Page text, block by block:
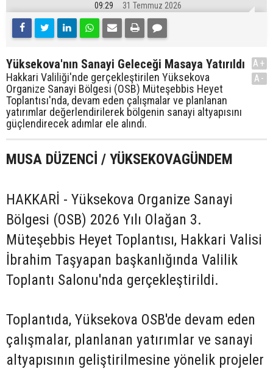
09:29 31 Temmuz 2026
Yüksekova'nın Sanayi Geleceği Masaya Yatırıldı
Hakkari Valiliği'nde gerçekleştirilen Yüksekova
Organize Sanayi Bölgesi (OSB) Müteşebbis Heyet
Toplantısı'nda, devam eden çalışmalar ve planlanan
yatırımlar değerlendirilerek bölgenin sanayi altyapısını
güçlendirecek adımlar ele alındı.
A+
A-
MUSA DÜZENCİ / YÜKSEKOVAGÜNDEM
HAKKARİ - Yüksekova Organize Sanayi
Bölgesi (OSB) 2026 Yılı Olağan 3.
Müteşebbis Heyet Toplantısı, Hakkari Valisi
İbrahim Taşyapan başkanlığında Valilik
Toplantı Salonu'nda gerçekleştirildi.
Toplantıda, Yüksekova OSB'de devam eden
çalışmalar, planlanan yatırımlar ve sanayi
altyapısının geliştirilmesine yönelik projeler